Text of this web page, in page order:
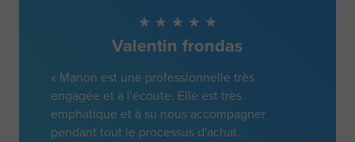
Valentin frondas
« Manon est une professionnelle très
engagée et à l'écoute. Elle est très
emphatique et à su nous accompagner
pendant tout le processus d'achat.